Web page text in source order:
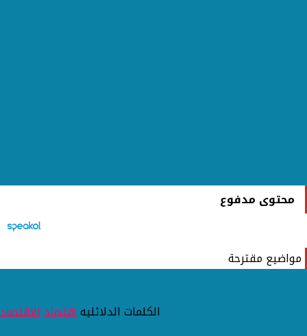
محتوى مدفوع
مواضيع مقترحة
الكلمات الدلائليهاقتصادالاقتصاد